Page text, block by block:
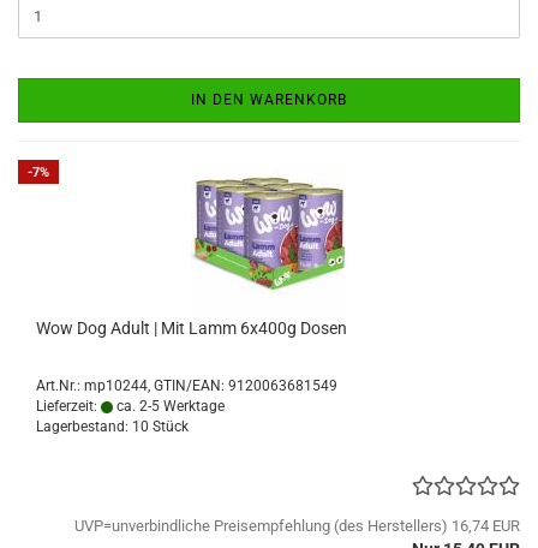
IN DEN WARENKORB
-7%
Wow Dog Adult | Mit Lamm 6x400g Dosen
Art.Nr.: mp10244 GTIN/EAN: 9120063681549
Lieferzeit:
ca. 2-5 Werktage
Lagerbestand: 10 Stück
UVP=unverbindliche Preisempfehlung (des Herstellers) 16,74 EUR